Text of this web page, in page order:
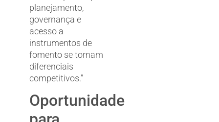
planejamento,
governança e
acesso a
instrumentos de
fomento se tornam
diferenciais
competitivos.”
Oportunidade